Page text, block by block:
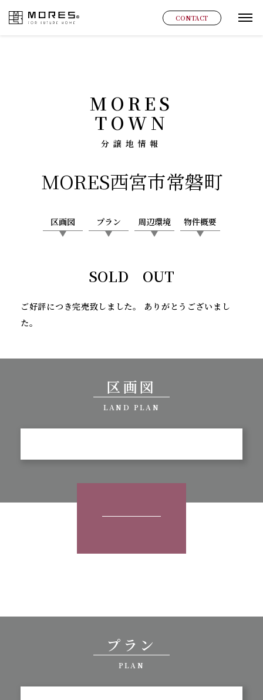
MORES CONTACT グ
MORES
TOWN
分譲地情報
MORES西宮市常磐町
区画図 プラン 周辺環境 物件概要
SOLD OUT
ご好評につき完売致しました。 ありがとうございまし
た。
区画図
LAND PLAN
プラン
PLAN